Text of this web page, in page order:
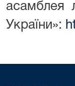
асамблея
України»: